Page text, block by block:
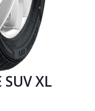
SUV XL